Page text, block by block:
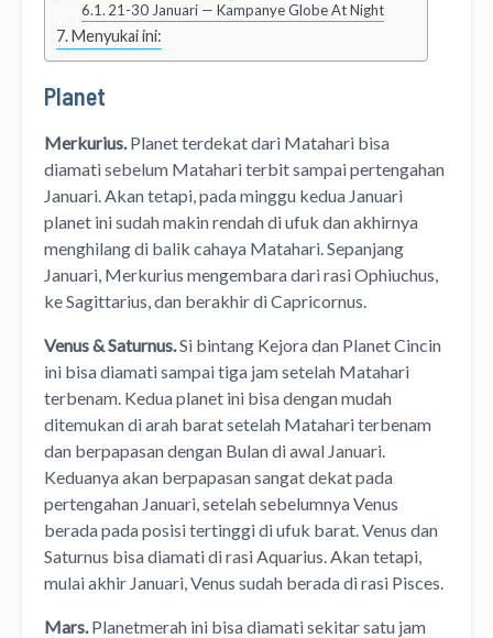
21-30 Januari — Kampanye Globe At Night
Menyukai ini:
Planet
Merkurius. Planet terdekat dari Matahari bisa
diamati sebelum Matahari terbit sampai pertengahan
Januari. Akan tetapi, pada minggu kedua Januari
planet ini sudah makin rendah di ufuk dan akhirnya
menghilang di balik cahaya Matahari. Sepanjang
Januari, Merkurius mengembara dari rasi Ophiuchus,
ke Sagittarius, dan berakhir di Capricornus.
Venus & Saturnus.Si bintang Kejora dan Planet Cincin
ini bisa diamati sampai tiga jam setelah Matahari
terbenam. Kedua planet ini bisa dengan mudah
ditemukan di arah barat setelah Matahari terbenam
dan berpapasan dengan Bulan di awal Januari.
Keduanya akan berpapasan sangat dekat pada
pertengahan Januari, setelah sebelumnya Venus
berada pada posisi tertinggi di ufuk barat. Venus dan
Saturnus bisa diamati di rasi Aquarius. Akan tetapi,
mulai akhir Januari, Venus sudah berada di rasi Pisces.
Mars. Planetmerah ini bisa diamati sekitar satu jam